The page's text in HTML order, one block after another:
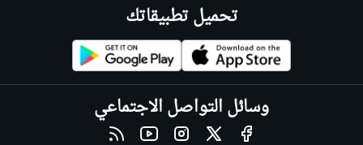
تحميل تطبيقاتك
وسائل التواصل الاجتماعي